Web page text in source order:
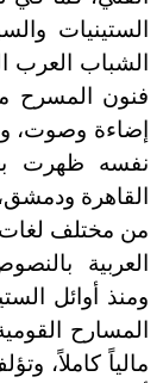
الستينيات
الشباب العرب
فنون المسرح
إضاءة وصوت،
نفسه ظهرت
القاهرة
من مختلف لغات
العربية
ومنذ أوائل
المسارح
مالياً كاملاً،